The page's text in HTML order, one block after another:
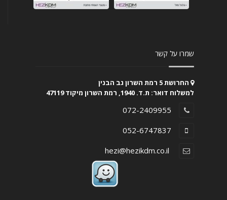
שמרו על קשר
החרושת 5 רמת השרון גב הבנין
למשלוח דואר: ת.ד. 1940, רמת השרון מיקוד 47119
072-2409955
052-6747837